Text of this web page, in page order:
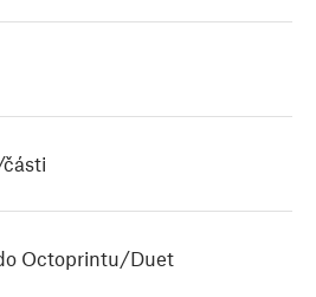
Octoprintu/Duet